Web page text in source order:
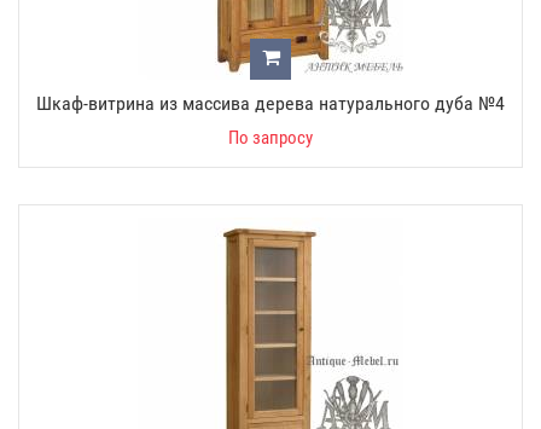
Шкаф-витрина из массива дерева натурального дуба №4
По запросу